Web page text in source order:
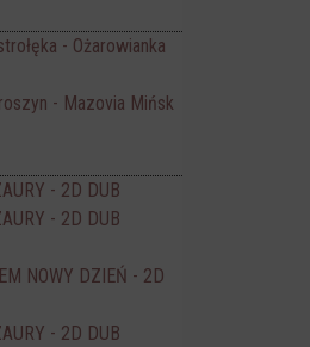
- Ożarowianka
- Mazovia Mińsk
- 2D DUB
- 2D DUB
NOWY DZIEŃ - 2D
- 2D DUB